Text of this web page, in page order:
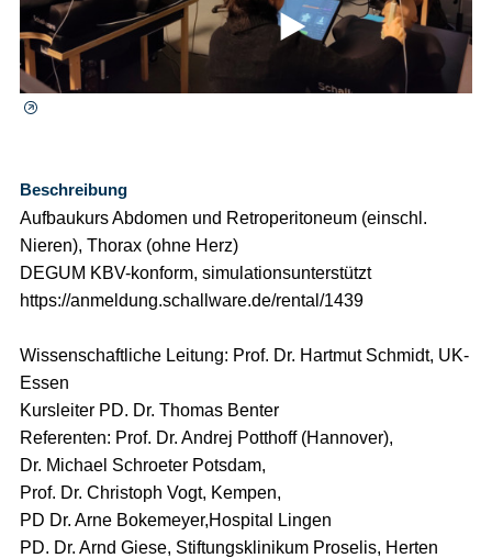
⯈
Beschreibung
Aufbaukurs Abdomen und Retroperitoneum (einschl.
Nieren), Thorax (ohne Herz)
DEGUM KBV-konform, simulationsunterstützt
https://anmeldung.schallware.de/rental/1439
Wissenschaftliche Leitung: Prof. Dr. Hartmut Schmidt, UK-
Essen
Kursleiter PD. Dr. Thomas Benter
Referenten: Prof. Dr. Andrej Potthoff (Hannover),
Dr. Michael Schroeter Potsdam,
Prof. Dr. Christoph Vogt, Kempen,
PD Dr. Arne Bokemeyer,Hospital Lingen
PD. Dr. Arnd Giese, Stiftungsklinikum Proselis, Herten